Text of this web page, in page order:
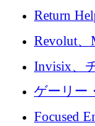
そしてベ
れを埋め
Return
の返品を
ルを調達
Revolut、
Europe」
Invisix、
2,000 万
ゲーリー
事業を開始
Focused